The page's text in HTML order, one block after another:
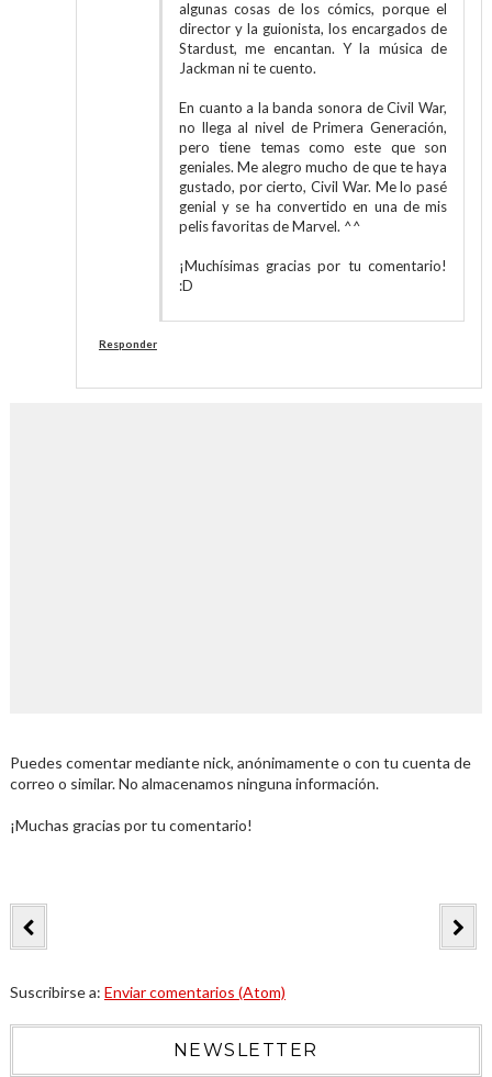
algunas cosas de los cómics, porque el
director y la guionista, los encargados de
Stardust, me encantan. Y la música de
Jackman ni te cuento.
En cuanto a la banda sonora de Civil War,
no llega al nivel de Primera Generación,
pero tiene temas como este que son
geniales. Me alegro mucho de que te haya
gustado, por cierto, Civil War. Me lo pasé
genial y se ha convertido en una de mis
pelis favoritas de Marvel. ^^
¡Muchísimas gracias por tu comentario!
:D
Responder
Puedes comentar mediante nick, anónimamente o con tu cuenta de
correo o similar. No almacenamos ninguna información.
¡Muchas gracias por tu comentario!
Suscribirse a: Enviar comentarios (Atom)
NEWSLETTER